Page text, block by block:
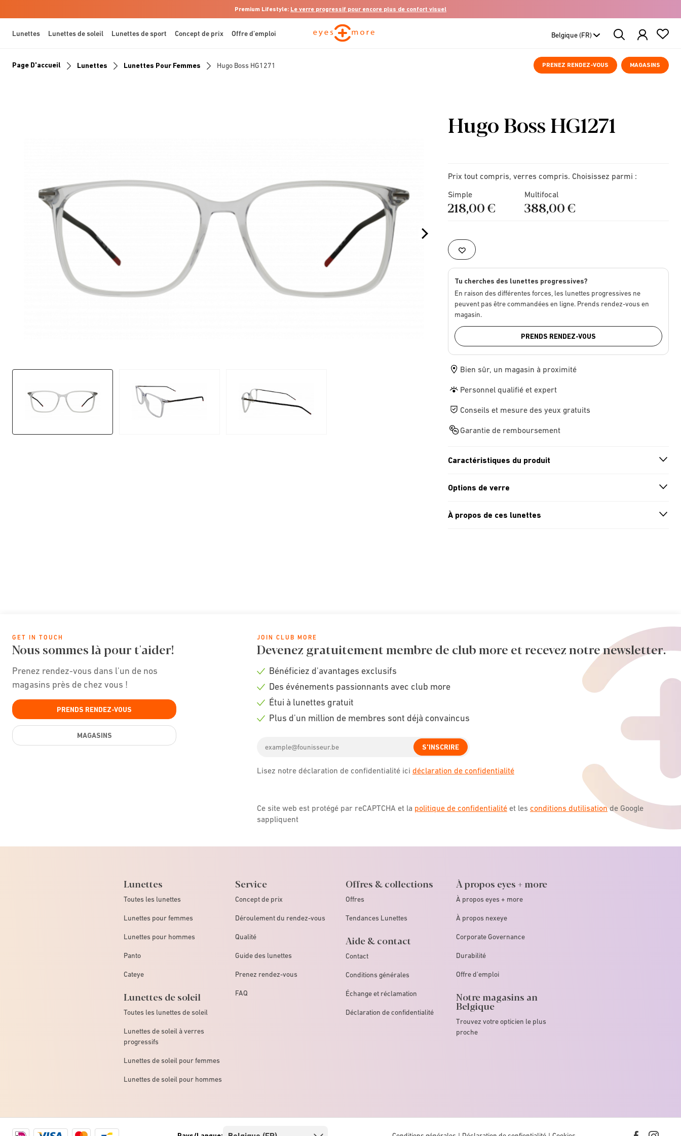
Premium Lifestyle: Le verre progressif pour encore plus de confort visuel
Lunettes Lunettes de soleil Lunettes de sport Concept de prix Offre d’emploi
Search
Products
PRENEZ RENDEZ-VOUS MAGASINS
Page D'accueil Lunettes Lunettes Pour Femmes Hugo Boss HG1271
Hugo Boss HG1271
Prix tout compris, verres compris. Choisissez parmi :
Simple
218,00 €
Multifocal
388,00 €
Tu cherches des lunettes progressives?
En raison des différentes forces, les lunettes progressives ne
peuvent pas être commandées en ligne. Prends rendez-vous en
magasin.
PRENDS RENDEZ-VOUS
Bien sûr, un magasin à proximité
Personnel qualifié et expert
Conseils et mesure des yeux gratuits
Garantie de remboursement
Caractéristiques du produit
Options de verre
À propos de ces lunettes
GET IN TOUCH
Nous sommes là pour t'aider!
Prenez rendez-vous dans l'un de nos
magasins près de chez vous !
PRENDS RENDEZ-VOUS
MAGASINS
JOIN CLUB MORE
Devenez gratuitement membre de club more et recevez notre newsletter.
Check
Bénéficiez d'avantages exclusifs
Check
Des événements passionnants avec club more
Check
Étui à lunettes gratuit
Plus d'un million de membres sont déjà convaincus
address
S'INSCRIRE
Lisez notre déclaration de confidentialité ici déclaration de confidentialité
Ce site web est protégé par reCAPTCHA et la politique de confidentialité et les conditions dutilisationde Google
sappliquent
Lunettes
Toutes les lunettes
Lunettes pour femmes
Lunettes pour hommes
Panto
Cateye
Lunettes de soleil
Toutes les lunettes de soleil
Lunettes de soleil à verres
progressifs
Lunettes de soleil pour femmes
Lunettes de soleil pour hommes
Service
Concept de prix
Déroulement du rendez-vous
Qualité
Guide des lunettes
Prenez rendez-vous
FAQ
Offres & collections
Offres
Tendances Lunettes
Aide & contact
Contact
Conditions générales
Échange et réclamation
Déclaration de confidentialité
À propos eyes + more
À propos eyes + more
À propos nexeye
Corporate Governance
Durabilité
Offre d'emploi
Notre magasins an
Belgique
Trouvez votre opticien le plus
proche